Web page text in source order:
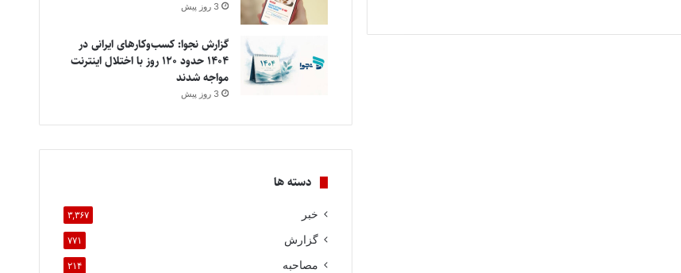
3 روز پیش
گزارش نجوا: کسب‌وکارهای ایرانی در
۱۴۰۴ حدود ۱۲۰ روز با اختلال اینترنت
مواجه شدند
3 روز پیش
دسته ها
خبر ۳,۳۶۷
گزارش ۷۷۱
مصاحبه ۲۱۴